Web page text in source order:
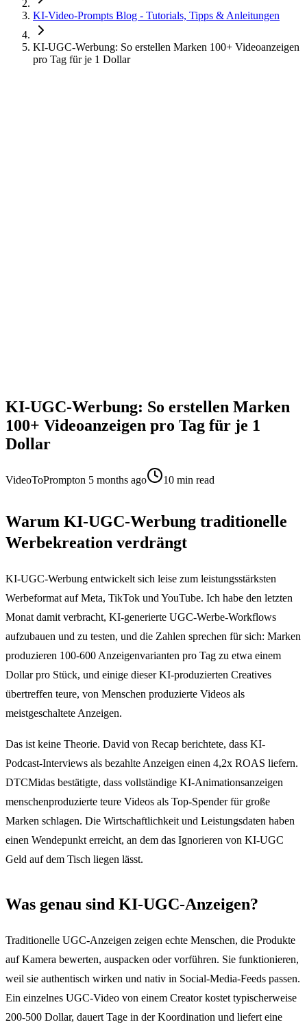
KI-Video-Prompts Blog - Tutorials, Tipps & Anleitungen
KI-UGC-Werbung: So erstellen Marken 100+ Videoanzeigen
pro Tag für je 1 Dollar
KI-UGC-Werbung: So erstellen Marken
100+ Videoanzeigen pro Tag für je 1
Dollar
VideoToPrompton 5 months ago 10 min read
Warum KI-UGC-Werbung traditionelle
Werbekreation verdrängt
KI-UGC-Werbung entwickelt sich leise zum leistungsstärksten
Werbeformat auf Meta, TikTok und YouTube. Ich habe den letzten
Monat damit verbracht, KI-generierte UGC-Werbe-Workflows
aufzubauen und zu testen, und die Zahlen sprechen für sich: Marken
produzieren 100-600 Anzeigenvarianten pro Tag zu etwa einem
Dollar pro Stück, und einige dieser KI-produzierten Creatives
übertreffen teure, von Menschen produzierte Videos als
meistgeschaltete Anzeigen.
Das ist keine Theorie. David von Recap berichtete, dass KI-
Podcast-Interviews als bezahlte Anzeigen einen 4,2x ROAS liefern.
DTCMidas bestätigte, dass vollständige KI-Animationsanzeigen
menschenproduzierte teure Videos als Top-Spender für große
Marken schlagen. Die Wirtschaftlichkeit und Leistungsdaten haben
einen Wendepunkt erreicht, an dem das Ignorieren von KI-UGC
Geld auf dem Tisch liegen lässt.
Was genau sind KI-UGC-Anzeigen?
Traditionelle UGC-Anzeigen zeigen echte Menschen, die Produkte
auf Kamera bewerten, auspacken oder vorführen. Sie funktionieren,
weil sie authentisch wirken und nativ in Social-Media-Feeds passen.
Ein einzelnes UGC-Video von einem Creator kostet typischerweise
200-500 Dollar, dauert Tage in der Koordination und liefert eine